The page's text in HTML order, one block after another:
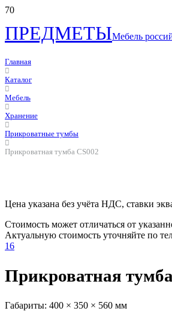
ПРЕДМЕТЫМебель
Главная
Каталог
Мебель
Хранение
Прикроватные тумбы
Прикроватная тумба CS002
Цена указана без учёта НДС, ставки
Стоимость может отличаться от
Актуальную стоимость уточняйте по
16
Прикроватная
Габариты: 400 × 350 × 560 мм